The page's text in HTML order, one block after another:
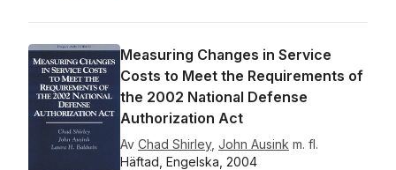
Measuring Changes in Service
Costs to Meet the Requirements of
the 2002 National Defense
Authorization Act
Av Chad Shirley, John Ausink m. fl.
Häftad, Engelska, 2004